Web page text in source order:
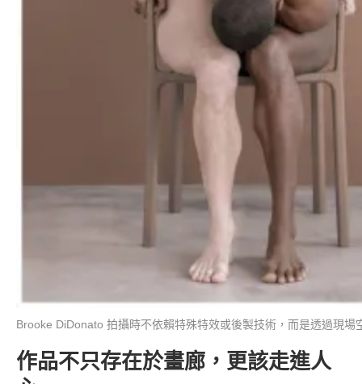
Brooke DiDonato 拍攝時不依賴特殊特效或後製技術，而是透過現
作品不只存在於畫廊，更該走進人